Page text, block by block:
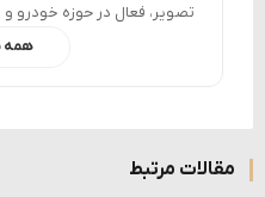
تصویر، فعال در حوزه خودرو
همه
مقالات مرتبط